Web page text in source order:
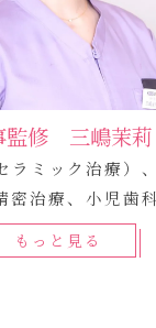
監修 三嶋茉莉
ラミック治療）
密治療、小児歯
もっと見る